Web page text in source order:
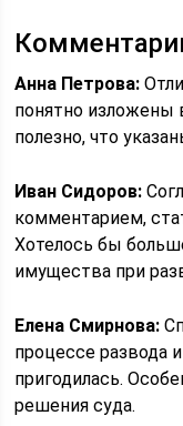
Анна Петрова:
понятно изложены
полезно, что
Иван Сидоров:
комментарием,
Хотелось бы
имущества при
Елена Смирнова:
процессе развода
пригодилась.
решения суда.